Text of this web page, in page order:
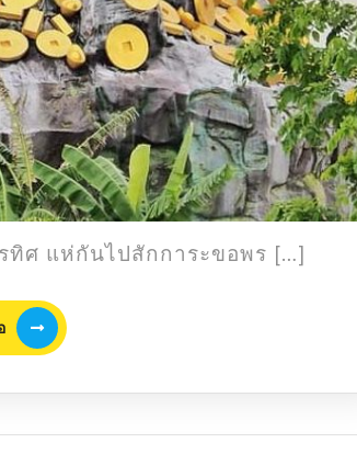
ทิศ แห่กันไปสักการะขอพร […]
อ่าน
ต่อ